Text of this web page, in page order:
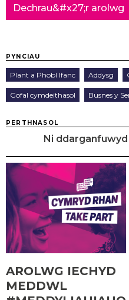
Dechrau&#x27;r arolwg
PYNCIAU
Plant a Phobl Ifanc Addysg
Gofal cymdeithasol Busnes y
PERTHNASOL
Ni
AROLWG IECHYD
MEDDWL